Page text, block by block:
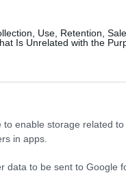
Use, Retention,
Is Unrelated with the
to enable storage related
in apps.
data to be sent to Google